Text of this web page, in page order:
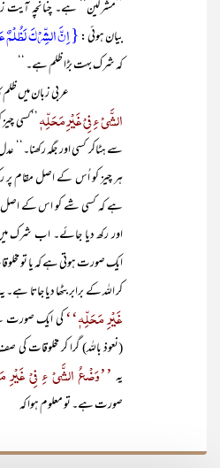
’’مشرکین‘‘ ہے۔ چنانچہ آیت
بیان ہوئی :{ اِنَّ الشِّرۡکَ
کہ شرک بہت بڑا ظلم ہے۔ ‘‘
عربی زبان میں ظلم
الشَّیْ ءِ فِیْ غَیْرِ مَحَلِّہٖ ’’کسی
سے ہٹاکر کسی اور جگہ رکھنا۔‘‘
ہر چیز کو اُس کے اصل مقام پر
ہے کہ کسی شے کو اس کے اصل
اور رکھ دیا جائے۔ اب شرک
ایک صورت ہوتی ہے کہ یا تو
کر اللہ کے برابر بٹھا دیا جاتا ہے۔
غَیْرِ مَحَلِّہٖ‘‘کی ایک صورت
(نعوذ باللہ) گرا کر مخلوقات کی
یہ ’’وَضْعُ الشَّیْ ءِ فِیْ
صورت ہے۔ تو معلوم ہوا کہ